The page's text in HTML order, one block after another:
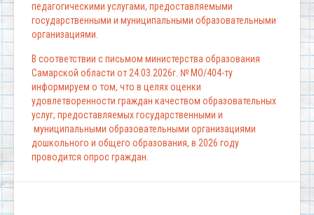
педагогическими услугами, предоставляемыми
государственными и муниципальными образовательными
организациями.
В соответствии с письмом министерства образования
Самарской области от 24.03.2026г. № МО/404-ту
информируем о том, что в целях оценки
удовлетворенности граждан качеством образовательных
услуг, предоставляемых государственными и
муниципальными образовательными организациями
дошкольного и общего образования, в 2026 году
проводится опрос граждан.